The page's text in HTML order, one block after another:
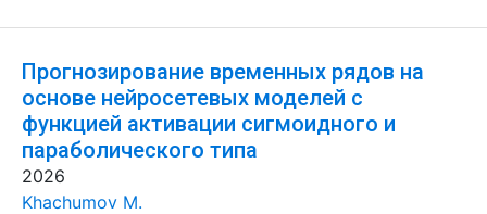
Прогнозирование временных рядов на
основе нейросетевых моделей с
функцией активации сигмоидного и
параболического типа
2026
Khachumov M.